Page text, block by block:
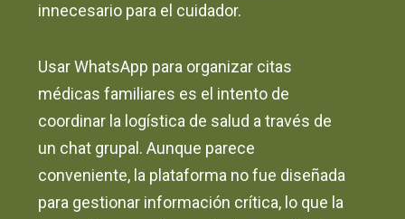
innecesario para el cuidador.
Usar WhatsApp para organizar citas
médicas familiares es el intento de
coordinar la logística de salud a través de
un chat grupal. Aunque parece
conveniente, la plataforma no fue diseñada
para gestionar información crítica, lo que la